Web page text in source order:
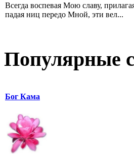
Всегда воспевая Мою славу,
падая ниц передо Мной, эти вел...
Популярные
Бог Кама